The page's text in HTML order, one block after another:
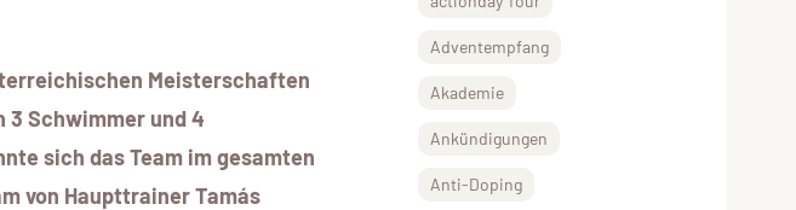
Meisterschaften
3 Schwimmer und 4
sich das Team im gesamten
von Haupttrainer Tamás
Adventempfang
Akademie
Ankündigungen
Anti-Doping